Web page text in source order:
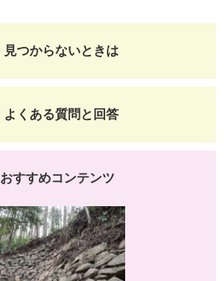
見つからないときは
よくある質問と回答
おすすめコンテンツ